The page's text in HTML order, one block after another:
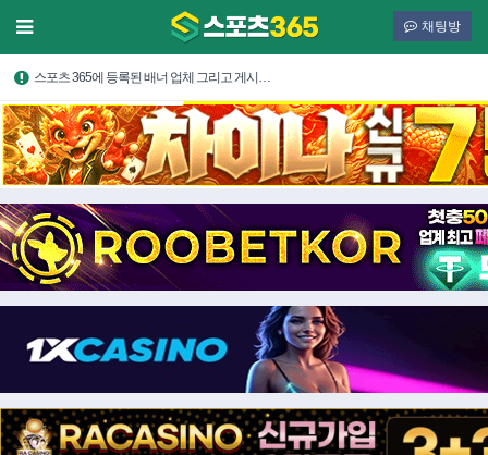
채팅방
스포츠 365에 등록된 배너 업체 그리고 게시…